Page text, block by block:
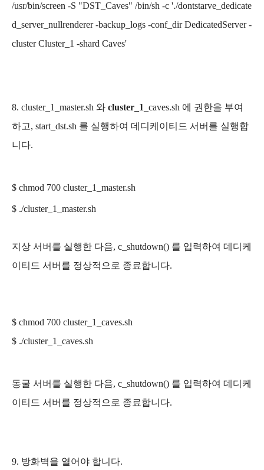
/usr/bin/screen -S "DST_Caves" /bin/sh -c './dontstarve_dedicate
d_server_nullrenderer -backup_logs -conf_dir DedicatedServer -
cluster Cluster_1 -shard Caves'
8. cluster_1_master.sh 와 cluster_1 _caves.sh 에 권한을 부여
하고, start_dst.sh 를 실행하여 데디케이티드 서버를 실행합
니다.
$ chmod 700 cluster_1_ master.sh
$ ./cluster_1_ master.sh
지상 서버를 실행한 다음, c_shutdown() 를 입력하여 데디케
이티드 서버를 정상적으로 종료합니다.
$ chmod 700 cluster_1_ caves.sh
$ ./cluster_1_ caves.sh
동굴 서버를 실행한 다음, c_shutdown() 를 입력하여 데디케
이티드 서버를 정상적으로 종료합니다.
9. 방화벽을 열어야 합니다.